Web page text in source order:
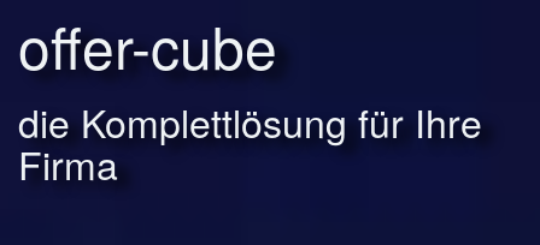
offer-cube
die Komplettlösung für Ihre
Firma